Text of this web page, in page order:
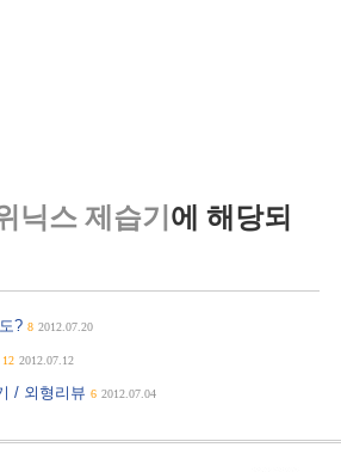
닉스 제습기 에 해당되
? 8 2012.07.20
12 2012.07.12
/ 외형리뷰 6 2012.07.04